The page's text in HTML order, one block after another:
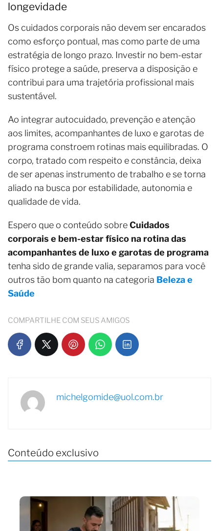
longevidade
Os cuidados corporais não devem ser encarados
como esforço pontual, mas como parte de uma
estratégia de longo prazo. Investir no bem-estar
físico protege a saúde, preserva a disposição e
contribui para uma trajetória profissional mais
sustentável.
Ao integrar autocuidado, prevenção e atenção
aos limites, acompanhantes de luxo e garotas de
programa constroem rotinas mais equilibradas. O
corpo, tratado com respeito e constância, deixa
de ser apenas instrumento de trabalho e se torna
aliado na busca por estabilidade, autonomia e
qualidade de vida.
Espero que o conteúdo sobreCuidados
corporais e bem-estar físico na rotina das
acompanhantes de luxo e garotas de programa
tenha sido de grande valia, separamos para você
outros tão bom quanto na categoria Beleza e
Saúde
COMPARTILHE COM SEUS AMIGOS
michelgomide@uol.com.br
Conteúdo exclusivo